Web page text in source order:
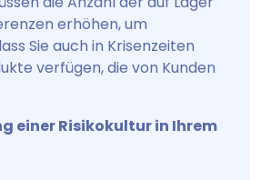
erhöhen, um
Sie auch in Krisenzeiten
verfügen, die von Kunden
einer Risikokultur in Ihrem